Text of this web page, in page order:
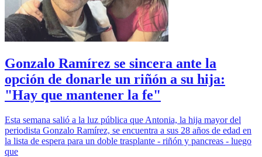
Gonzalo Ramírez se sincera ante la
opción de donarle un riñón a su hija:
"Hay que mantener la fe"
Esta semana salió a la luz pública que Antonia, la hija mayor del
periodista Gonzalo Ramírez, se encuentra a sus 28 años de edad en
la lista de espera para un doble trasplante - riñón y pancreas - luego
que